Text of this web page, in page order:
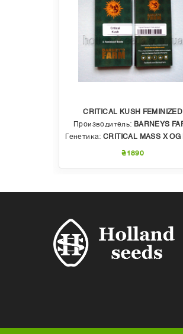
CRITICAL KUSH FEMINIZED
Производитель: BARNEYS
Генетика:CRITICAL MASS X OG
₴1890